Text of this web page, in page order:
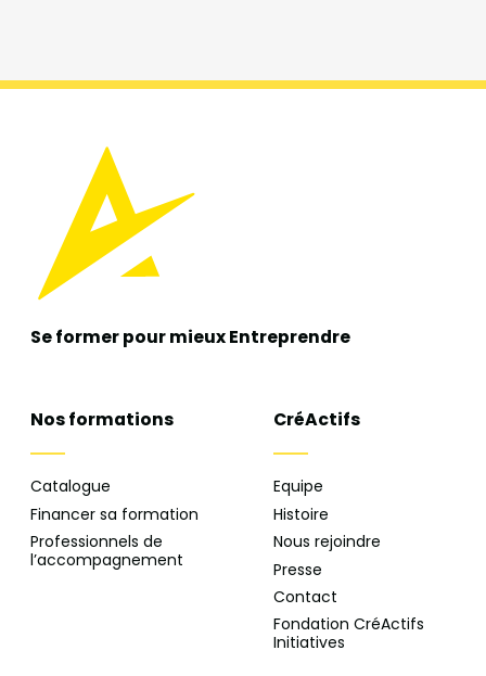
Se former pour mieuxEntreprendre
Nos formations
Catalogue
Financer sa formation
Professionnels de
l’accompagnement
CréActifs
Equipe
Histoire
Nous rejoindre
Presse
Contact
Fondation CréActifs
Initiatives